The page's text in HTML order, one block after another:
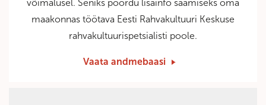
võimalusel. Seniks pöördu lisainfo saamiseks oma
maakonnas töötava Eesti Rahvakultuuri Keskuse
rahvakultuurispetsialisti poole.
Vaata andmebaasi